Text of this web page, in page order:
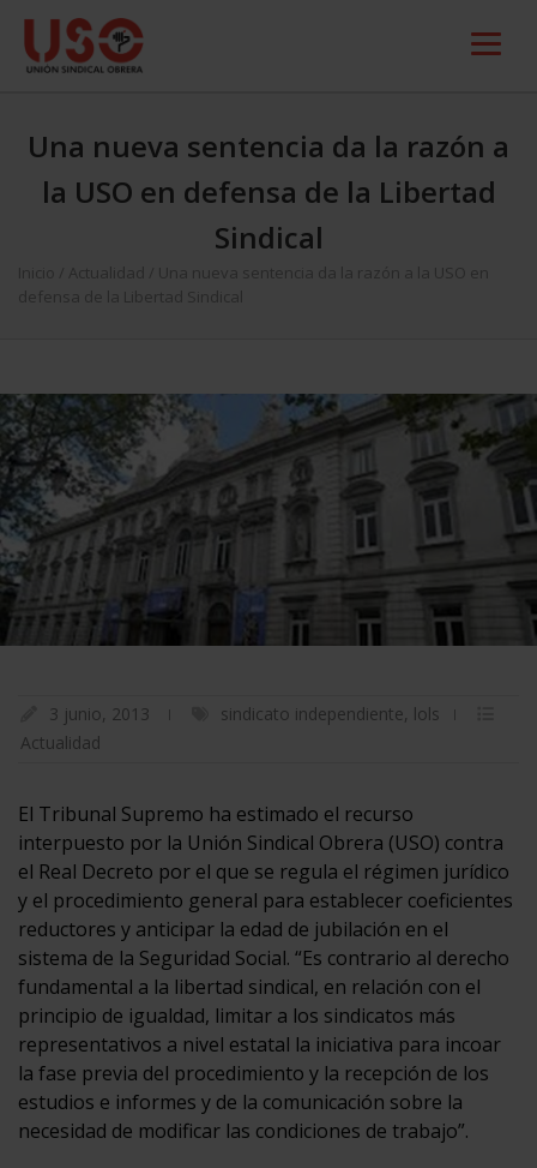
Una nueva sentencia da la razón a
la USO en defensa de la Libertad
Sindical
Inicio Actualidad
Una nueva sentencia da la razón a la USO en
defensa de la Libertad Sindical
3 junio, 2013 sindicato independiente, lols
Actualidad
El Tribunal Supremo ha estimado el recurso
interpuesto por la Unión Sindical Obrera (USO) contra
el Real Decreto por el que se regula el régimen jurídico
y el procedimiento general para establecer coeficientes
reductores y anticipar la edad de jubilación en el
sistema de la Seguridad Social. “Es contrario al derecho
fundamental a la libertad sindical, en relación con el
principio de igualdad, limitar a los sindicatos más
representativos a nivel estatal la iniciativa para incoar
la fase previa del procedimiento y la recepción de los
estudios e informes y de la comunicación sobre la
necesidad de modificar las condiciones de trabajo”.